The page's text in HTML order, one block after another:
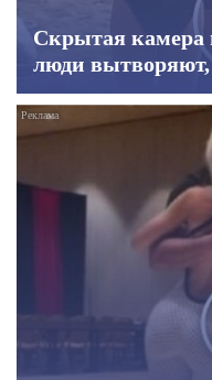
Скрытая
люди вытворяют,